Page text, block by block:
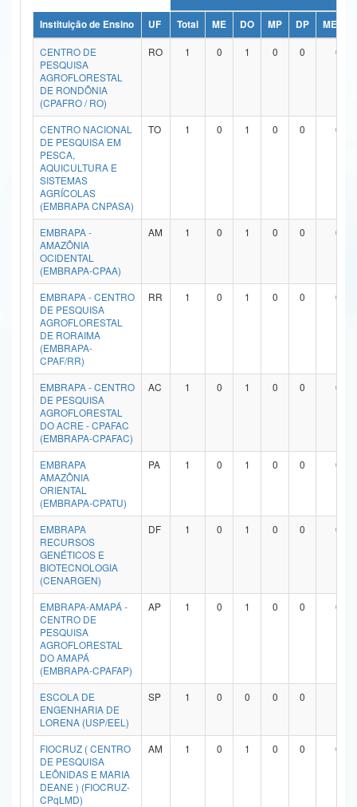
Ministério da Ciência, Tecnologia, Inovações e Comunicações
Ministério do Meio Ambiente
Ministério do Turismo
Ministério do Desenvolvimento Regional
Controladoria-Geral da União
Ministério da Mulher, da Família e dos Direitos Humanos
Secretaria-Geral
Secretaria de Governo
Gabinete de Segurança Institucional
Advocacia-Geral da União
Banco Central do Brasil
Instituição de Ensino UF Total ME DO MP DP
ME/DO
CENTRO DE
PESQUISA
AGROFLORESTAL
DE RONDÔNIA
(CPAFRO / RO)
RO 1 0 1 0 0 0
CENTRO NACIONAL
DE PESQUISA EM
PESCA,
AQUICULTURA E
SISTEMAS
AGRÍCOLAS
(EMBRAPA CNPASA)
TO 1 0 1 0 0 0
EMBRAPA -
AMAZÔNIA
OCIDENTAL
(EMBRAPA-CPAA)
AM 1 0 1 0 0 0
EMBRAPA - CENTRO
DE PESQUISA
AGROFLORESTAL
DE RORAIMA
(EMBRAPA-
CPAF/RR)
RR 1 0 1 0 0 0
EMBRAPA - CENTRO
DE PESQUISA
AGROFLORESTAL
DO ACRE - CPAFAC
(EMBRAPA-CPAFAC)
AC 1 0 1 0 0 0
EMBRAPA
AMAZÔNIA
ORIENTAL
(EMBRAPA-CPATU)
PA 1 0 1 0 0 0
EMBRAPA
RECURSOS
GENÉTICOS E
BIOTECNOLOGIA
(CENARGEN)
DF 1 0 1 0 0 0
EMBRAPA-AMAPÁ -
CENTRO DE
PESQUISA
AGROFLORESTAL
DO AMAPÁ
(EMBRAPA-CPAFAP)
AP 1 0 1 0 0 0
ESCOLA DE
ENGENHARIA DE
LORENA (USP/EEL)
SP 1 0 0 0 0
FIOCRUZ ( CENTRO
DE PESQUISA
LEÔNIDAS E MARIA
DEANE ) (FIOCRUZ-
CPqLMD)
AM 1 0 1 0 0 0